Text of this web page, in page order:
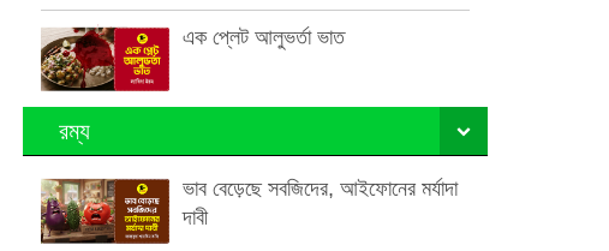
এক প্লেট আলুভর্তা ভাত
রম্য
ভাব বেড়েছে সবজিদের, আইফোনের মর্যাদা
দাবী